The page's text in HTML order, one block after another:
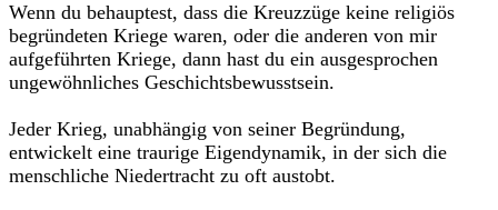
Wenn du behauptest, dass die Kreuzzüge keine religiös
begründeten Kriege waren, oder die anderen von mir
aufgeführten Kriege, dann hast du ein ausgesprochen
ungewöhnliches Geschichtsbewusstsein.
Jeder Krieg, unabhängig von seiner Begründung,
entwickelt eine traurige Eigendynamik, in der sich die
menschliche Niedertracht zu oft austobt.